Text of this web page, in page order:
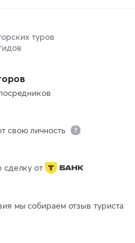
туров
свою личность
сделку от
мы собираем отзыв туриста